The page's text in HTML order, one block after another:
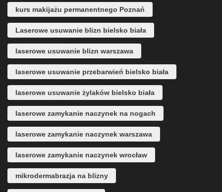
kurs makijażu permanentnego Poznań
Laserowe usuwanie blizn bielsko biała
laserowe usuwanie blizn warszawa
laserowe usuwanie przebarwień bielsko biała
laserowe usuwanie żylaków bielsko biała
laserowe zamykanie naczynek na nogach
laserowe zamykanie naczynek warszawa
laserowe zamykanie naczynek wrocław
mikrodermabrazja na blizny